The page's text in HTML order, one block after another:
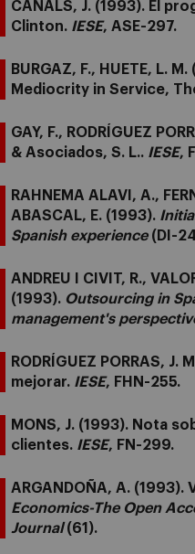
CANALS, J. (1993). El
Clinton. IESE, ASE-297.
BURGAZ, F., HUETE, L.
Mediocrity in Service,
GAY, F., RODRÍGUEZ
& Asociados, S. L.. IESE,
RAHNEMA ALAVI, A.,
ABASCAL, E. (1993).
Spanish experience(DI-
ANDREU I CIVIT, R.,
(1993). Outsourcing in
management's
RODRÍGUEZ PORRAS,
mejorar. IESE, FHN-255.
MONS, J. (1993). Nota
clientes. IESE, FN-299.
ARGANDOÑA, A. (1993).
Economics-The Open
Journal(61).